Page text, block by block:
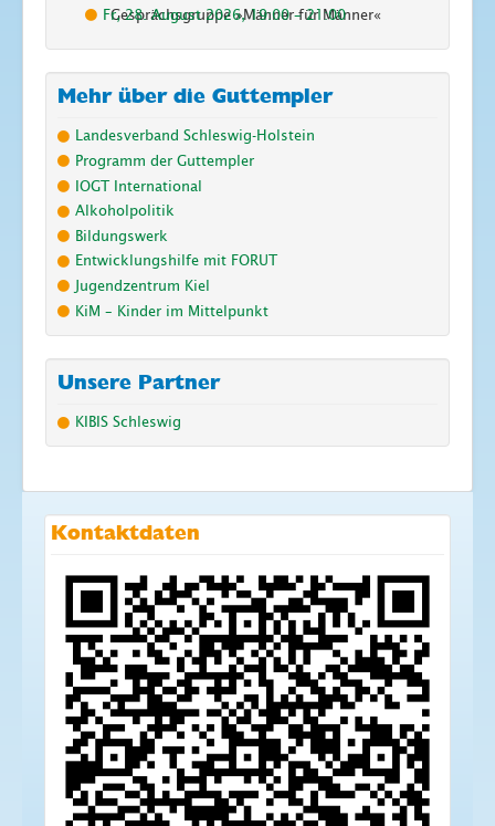
Gesprächsgruppe »Männer für Männer«
Fr, 28. August 2026,19:00–21:00
Mehr über die Guttempler
Landesverband Schleswig-Holstein
Programm der Guttempler
IOGT International
Alkoholpolitik
Bildungswerk
Entwicklungshilfe mit FORUT
Jugendzentrum Kiel
KiM – Kinder im Mittelpunkt
Unsere Partner
KIBIS Schleswig
Kontaktdaten